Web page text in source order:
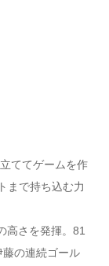
ててゲームを作
まで持ち込む力
高さを発揮。81
の連続ゴール